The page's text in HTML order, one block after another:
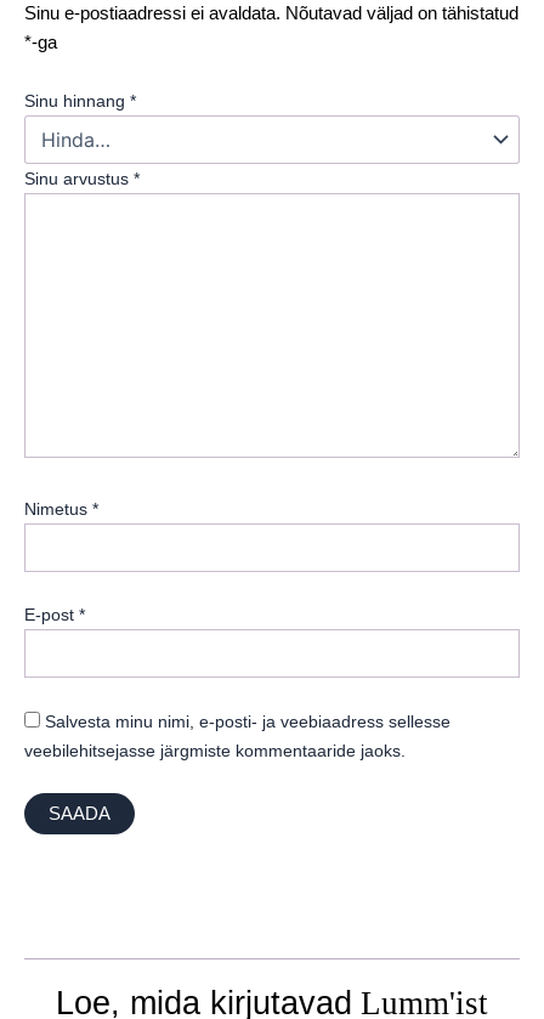
Sinu e-postiaadressi ei avaldata. Nõutavad väljad on tähistatud
*-ga
Sinu hinnang *
Sinu arvustus *
Nimetus *
E-post *
Salvesta minu nimi, e-posti- ja veebiaadress sellesse
veebilehitsejasse järgmiste kommentaaride jaoks.
Loe, mida kirjutavad Lumm'ist